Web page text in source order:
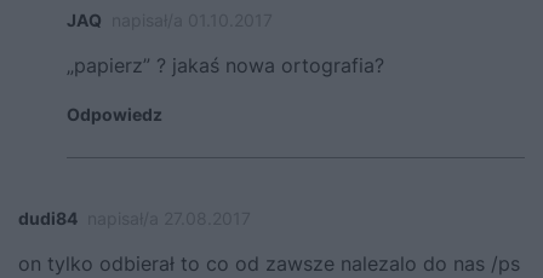
JAQ
„papierz” ? jakaś nowa ortografia?
Odpowiedz
dudi84
on tylko odbierał to co od zawsze nalezalo do nas /ps